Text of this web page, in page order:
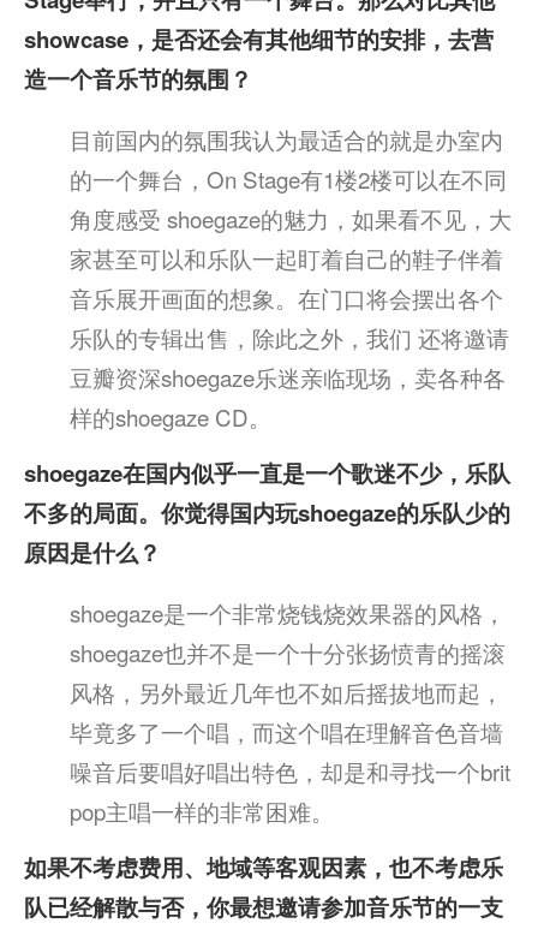
showcase，是否还会有其他细节的安排，去营
造一个音乐节的氛围？
目前国内的氛围我认为最适合的就是办室内
的一个舞台，On Stage有1楼2楼可以在不同
角度感受 shoegaze的魅力，如果看不见，大
家甚至可以和乐队一起盯着自己的鞋子伴着
音乐展开画面的想象。在门口将会摆出各个
乐队的专辑出售，除此之外，我们 还将邀请
豆瓣资深shoegaze乐迷亲临现场，卖各种各
样的shoegaze CD。
shoegaze在国内似乎一直是一个歌迷不少，乐队
不多的局面。你觉得国内玩shoegaze的乐队少的
原因是什么？
shoegaze是一个非常烧钱烧效果器的风格，
shoegaze也并不是一个十分张扬愤青的摇滚
风格，另外最近几年也不如后摇拔地而起，
毕竟多了一个唱，而这个唱在理解音色音墙
噪音后要唱好唱出特色，却是和寻找一个brit
pop主唱一样的非常困难。
如果不考虑费用、地域等客观因素，也不考虑乐
队已经解散与否，你最想邀请参加音乐节的一支